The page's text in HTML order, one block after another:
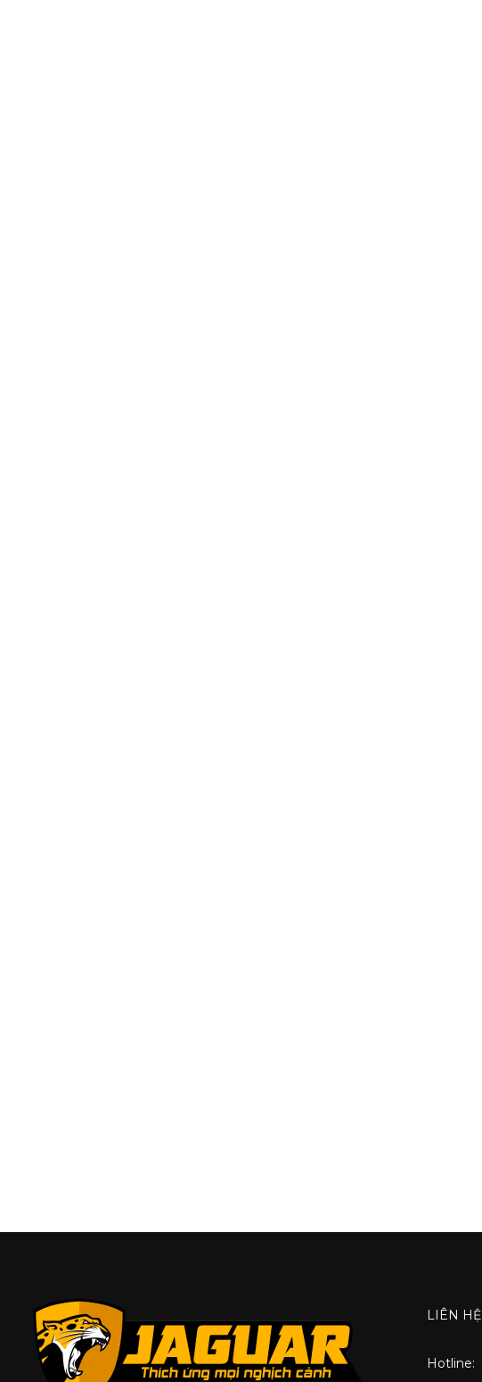
LIÊN HỆ
Hotline: